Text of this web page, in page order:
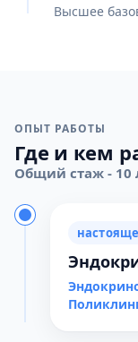
Высшее
ОПЫТ РАБОТЫ
Где и кем
Общий стаж - 10